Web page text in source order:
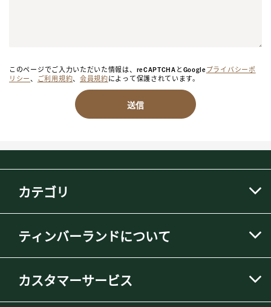
このページでご入力いただいた情報は、reCAPTCHAとGoogleプライバシーポ
リシー、 ご利用規約、 会員規約によって保護されています。
送信
カテゴリ
ティンバーランドについて
カスタマーサービス